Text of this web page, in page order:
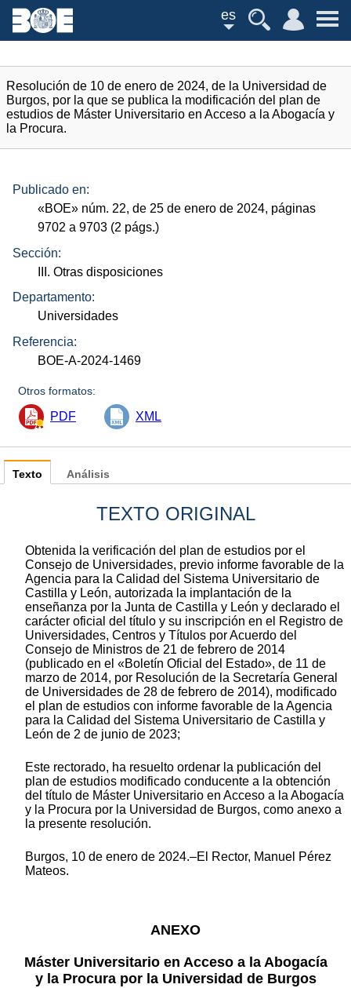
es
Resolución de 10 de enero de 2024, de la Universidad de
Burgos, por la que se publica la modificación del plan de
estudios de Máster Universitario en Acceso a la Abogacía y
la Procura.
Publicado en:
«BOE» núm. 22, de 25 de enero de 2024, páginas
9702 a 9703 (2 págs.)
Sección:
III. Otras disposiciones
Departamento:
Universidades
Referencia:
BOE-A-2024-1469
Otros formatos:
PDF XML
Texto
TEXTO ORIGINAL
Obtenida la verificación del plan de estudios por el
Consejo de Universidades, previo informe favorable de la
Agencia para la Calidad del Sistema Universitario de
Castilla y León, autorizada la implantación de la
enseñanza por la Junta de Castilla y León y declarado el
carácter oficial del título y su inscripción en el Registro de
Universidades, Centros y Títulos por Acuerdo del
Consejo de Ministros de 21 de febrero de 2014
(publicado en el «Boletín Oficial del Estado», de 11 de
marzo de 2014, por Resolución de la Secretaría General
de Universidades de 28 de febrero de 2014), modificado
el plan de estudios con informe favorable de la Agencia
para la Calidad del Sistema Universitario de Castilla y
León de 2 de junio de 2023;
Este rectorado, ha resuelto ordenar la publicación del
plan de estudios modificado conducente a la obtención
del título de Máster Universitario en Acceso a la Abogacía
y la Procura por la Universidad de Burgos, como anexo a
la presente resolución.
Burgos, 10 de enero de 2024.–El Rector, Manuel Pérez
Mateos.
ANEXO
Máster Universitario en Acceso a la Abogacía
y la Procura por la Universidad de Burgos
Análisis